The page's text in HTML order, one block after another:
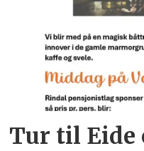
Tur til Eide